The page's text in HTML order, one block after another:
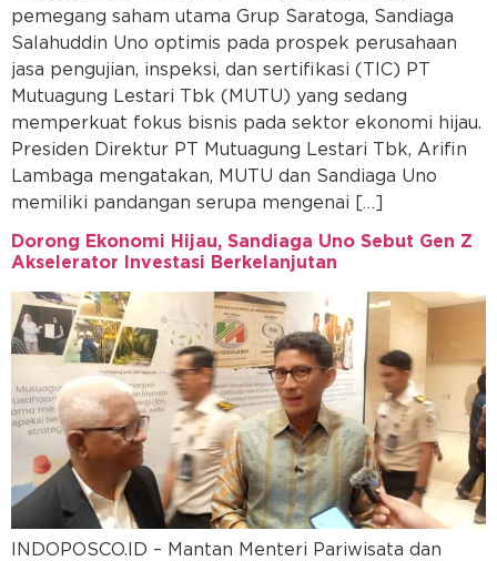
pemegang saham utama Grup Saratoga, Sandiaga
Salahuddin Uno optimis pada prospek perusahaan
jasa pengujian, inspeksi, dan sertifikasi (TIC) PT
Mutuagung Lestari Tbk (MUTU) yang sedang
memperkuat fokus bisnis pada sektor ekonomi hijau.
Presiden Direktur PT Mutuagung Lestari Tbk, Arifin
Lambaga mengatakan, MUTU dan Sandiaga Uno
memiliki pandangan serupa mengenai […]
Dorong Ekonomi Hijau, Sandiaga Uno Sebut Gen Z
Akselerator Investasi Berkelanjutan
INDOPOSCO.ID – Mantan Menteri Pariwisata dan